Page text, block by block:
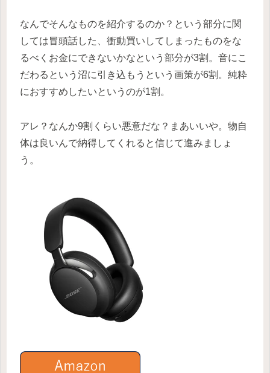
なんでそんなものを紹介するのか？という部分に関
しては冒頭話した、衝動買いしてしまったものをな
るべくお金にできないかなという部分が3割。音にこ
だわるという沼に引き込もうという画策が6割。純粋
におすすめしたいというのが1割。
アレ？なんか9割くらい悪意だな？まあいいや。物自
体は良いんで納得してくれると信じて進みましょ
う。